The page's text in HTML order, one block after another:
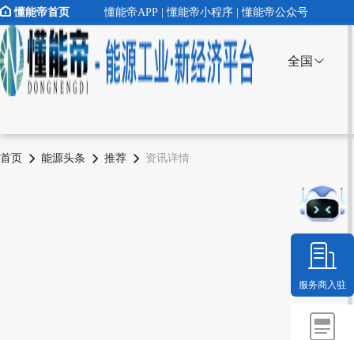
懂能帝首页 懂能帝APP | 懂能帝小程序 | 懂能帝公众号
全国
首页 能源头条 推荐 资讯详情
服务商入驻